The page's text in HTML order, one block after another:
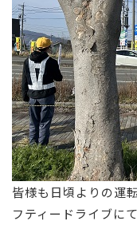
皆様も日頃よりの運
フティードライブに